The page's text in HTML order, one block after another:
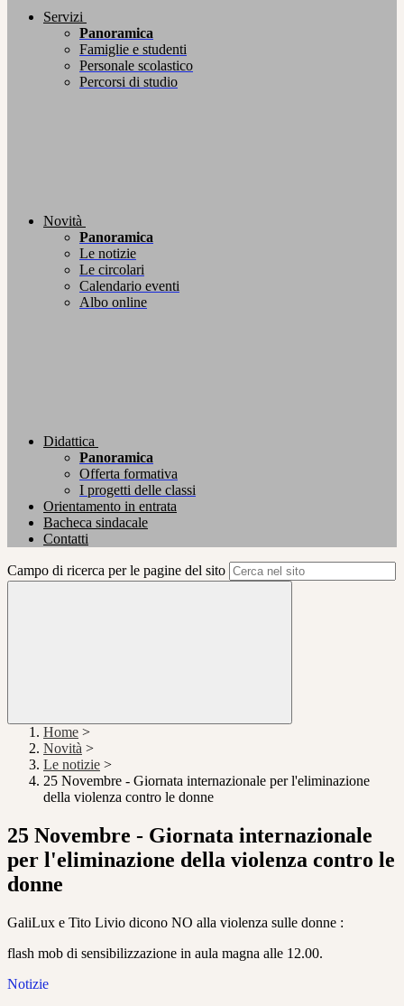
Servizi
Panoramica
Famiglie e studenti
Personale scolastico
Percorsi di studio
Novità
Panoramica
Le notizie
Le circolari
Calendario eventi
Albo online
Didattica
Panoramica
Offerta formativa
I progetti delle classi
Orientamento in entrata
Bacheca sindacale
Contatti
Campo di ricerca per le pagine del sito
Home >
Novità >
Le notizie >
25 Novembre - Giornata internazionale per l'eliminazione
della violenza contro le donne
25 Novembre - Giornata internazionale
per l'eliminazione della violenza contro le
donne
GaliLux e Tito Livio dicono NO alla violenza sulle donne :
flash mob di sensibilizzazione in aula magna alle 12.00.
Notizie